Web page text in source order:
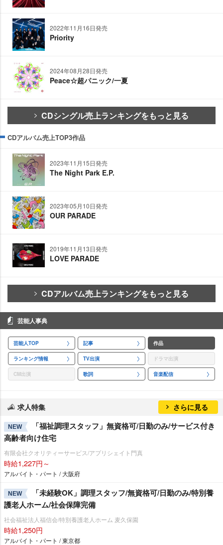
2022年11月16日発売
Priority
2024年08月28日発売
Peace☆超パニック/一夏
CDシングル売上ランキングをもっと見る
CDアルバム売上TOP3作品
2023年11月15日発売
The Night Park E.P.
2023年05月10日発売
OUR PARADE
2019年11月13日発売
LOVE PARADE
CDアルバム売上ランキングをもっと見る
芸能人事典
芸能人TOP 記事 作品
ランキング情報 TV出演 ドラマ出演
CM出演 歌詞 音楽配信
求人特集 さらに見る
NEW
「福祉調理スタッフ」無資格可/日勤のみ/サービス付き
高齢者向け住宅
有限会社クオリティーサービス/アプリシェイト門真
時給1,227円～
アルバイト・パート / 大阪府
NEW
「未経験OK」調理スタッフ/無資格可/日勤のみ/特別養
護老人ホーム/社会保障完備
社会福祉法人福信会/特別養護老人ホーム 麦久保園
時給1,250円
アルバイト・パート / 東京都